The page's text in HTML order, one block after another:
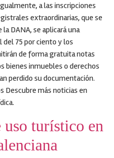
a las inscripciones
extraordinarias, que se
DANA, se aplicará una
75 por ciento y los
de forma gratuita notas
bienes inmuebles o derechos
perdido su documentación.
Descubre más noticias en
turístico en